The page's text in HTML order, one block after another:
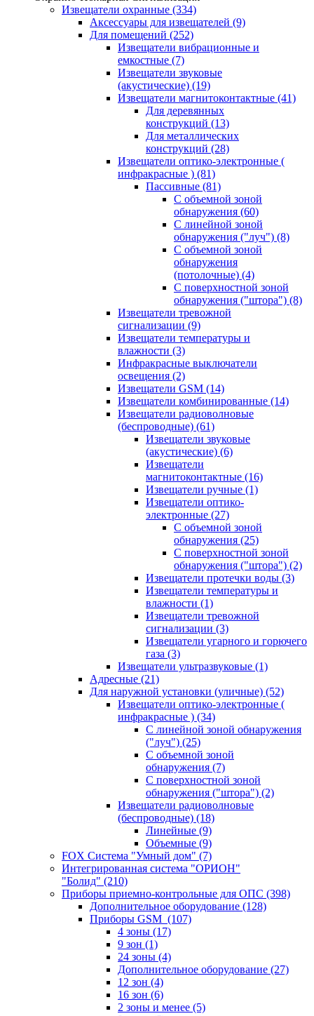
Извещатели охранные (334)
Аксессуары для извещателей (9)
Для помещений (252)
Извещатели вибрационные и
емкостные (7)
Извещатели звуковые
(акустические) (19)
Извещатели магнитоконтактные (41)
Для деревянных
конструкций (13)
Для металлических
конструкций (28)
Извещатели оптико-электронные (
инфракрасные ) (81)
Пассивные (81)
С объемной зоной
обнаружения (60)
С линейной зоной
обнаружения ("луч") (8)
С объемной зоной
обнаружения
(потолочные) (4)
С поверхностной зоной
обнаружения ("штора") (8)
Извещатели тревожной
сигнализации (9)
Извещатели температуры и
влажности (3)
Инфракрасные выключатели
освещения (2)
Извещатели GSM (14)
Извещатели комбинированные (14)
Извещатели радиоволновые
(беспроводные) (61)
Извещатели звуковые
(акустические) (6)
Извещатели
магнитоконтактные (16)
Извещатели ручные (1)
Извещатели оптико-
электронные (27)
С объемной зоной
обнаружения (25)
С поверхностной зоной
обнаружения ("штора") (2)
Извещатели протечки воды (3)
Извещатели температуры и
влажности (1)
Извещатели тревожной
сигнализации (3)
Извещатели угарного и горючего
газа (3)
Извещатели ультразвуковые (1)
Адресные (21)
Для наружной установки (уличные) (52)
Извещатели оптико-электронные (
инфракрасные ) (34)
С линейной зоной обнаружения
("луч") (25)
С объемной зоной
обнаружения (7)
С поверхностной зоной
обнаружения ("штора") (2)
Извещатели радиоволновые
(беспроводные) (18)
Линейные (9)
Объемные (9)
FOX Система "Умный дом" (7)
Интегрированная система "ОРИОН"
"Болид" (210)
Приборы приемно-контрольные для ОПС (398)
Дополнительное оборудование (128)
Приборы GSM (107)
4 зоны (17)
9 зон (1)
24 зоны (4)
Дополнительное оборудование (27)
12 зон (4)
16 зон (6)
2 зоны и менее (5)